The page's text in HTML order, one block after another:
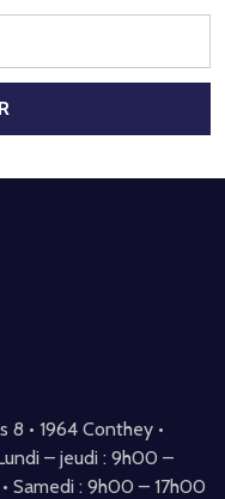
Samedi : 9h00 – 17h00